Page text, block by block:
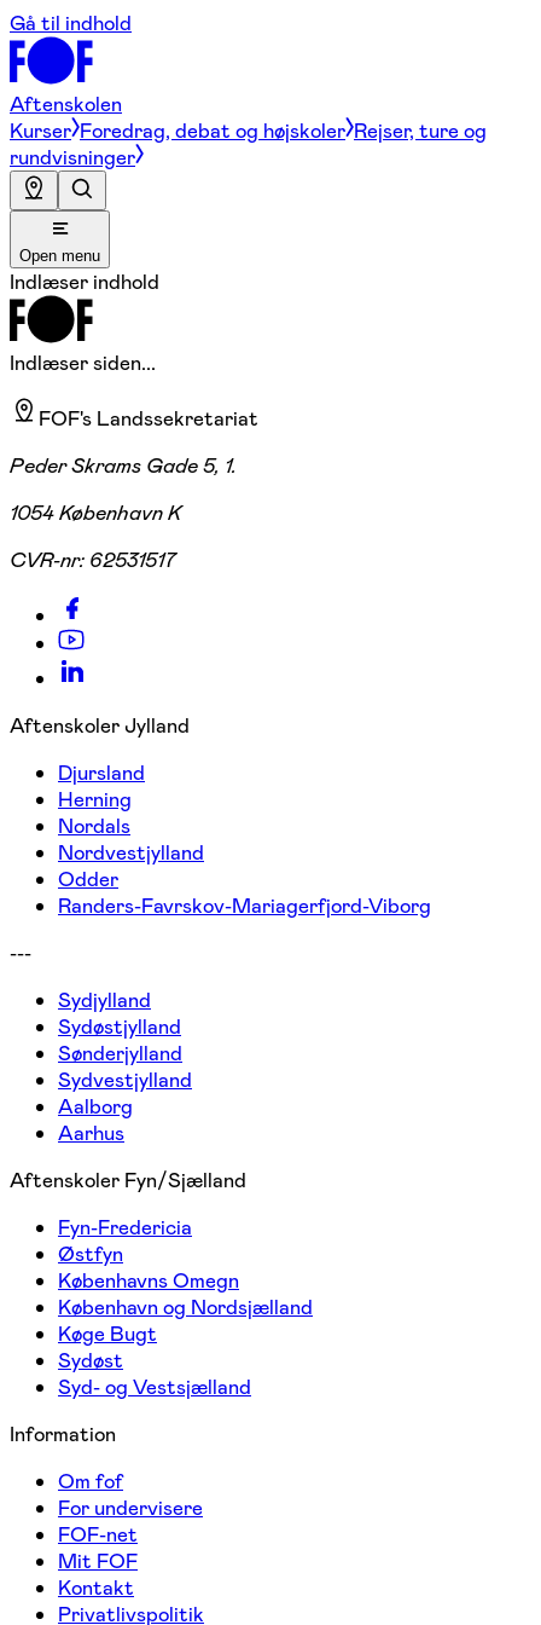
Gå til indhold
Aftenskolen
Kurser Foredrag, debat og højskoler Rejser, ture og
rundvisninger
Open menu
Indlæser indhold
Indlæser siden...
FOF's Landssekretariat
Peder Skrams Gade 5, 1.
1054 København K
CVR-nr: 62531517
Aftenskoler Jylland
Djursland
Herning
Nordals
Nordvestjylland
Odder
Randers-Favrskov-Mariagerfjord-Viborg
---
Sydjylland
Sydøstjylland
Sønderjylland
Sydvestjylland
Aalborg
Aarhus
Aftenskoler Fyn/Sjælland
Fyn-Fredericia
Østfyn
Københavns Omegn
København og Nordsjælland
Køge Bugt
Sydøst
Syd- og Vestsjælland
Information
Om fof
For undervisere
FOF-net
Mit FOF
Kontakt
Privatlivspolitik